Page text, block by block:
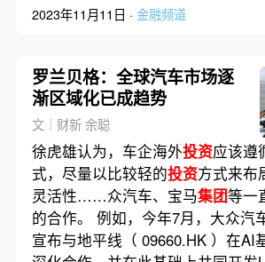
2023年11月11日 · 金融频道
罗兰贝格：全球汽车市场逐
渐区域化已成趋势
文｜财新 余聪
徐虎雄认为，车企海外投资应该遵
式，尽量以比较轻的投资方式来布
灵活性……众汽车、宝马集团等一
的合作。 例如，今年7月，大众汽
宣布与地平线（ 09660.HK ）在AI